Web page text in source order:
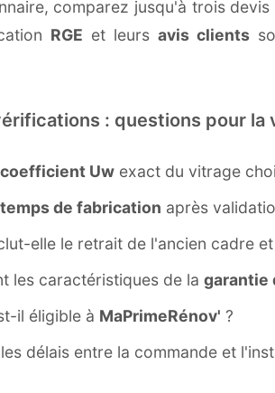
comparez jusqu'à trois
RGE et leursavis clients
: questions pour la
coefficient Uw exact du vitrage
temps de fabrication après
elle le retrait de l'ancien cadre
les caractéristiques de la garantie
il éligible à MaPrimeRénov' ?
délais entre la commande et